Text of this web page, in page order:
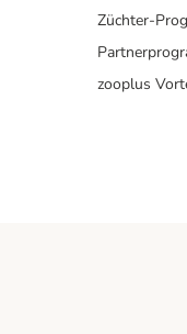
Züchter-
zooplus